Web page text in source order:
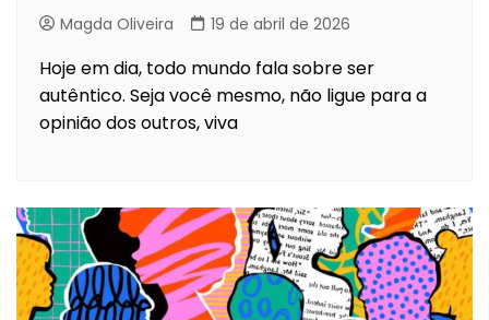
Magda Oliveira 19 de abril de 2026
Hoje em dia, todo mundo fala sobre ser
autêntico. Seja você mesmo, não ligue para a
opinião dos outros, viva